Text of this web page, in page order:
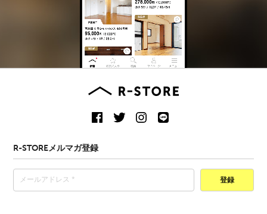
R-STOREメルマガ登録
登録